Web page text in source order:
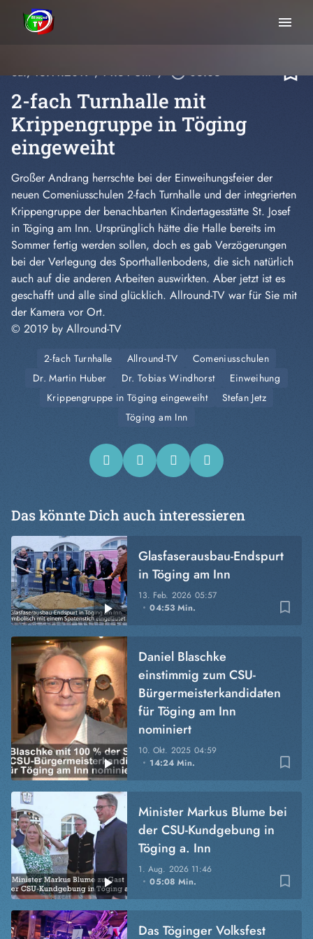
menu
Sa., 16.11.2019, 14:34 Uhr / play_circle_outline06:06 bookmark_border
2-fach Turnhalle mit
Krippengruppe in Töging
eingeweiht
Großer Andrang herrschte bei der Einweihungsfeier der
neuen Comeniusschulen 2-fach Turnhalle und der integrierten
Krippengruppe der benachbarten Kindertagesstätte St. Josef
in Töging am Inn. Ursprünglich hätte die Halle bereits im
Sommer fertig werden sollen, doch es gab Verzögerungen
bei der Verlegung des Sporthallenbodens, die sich natürlich
auch auf die anderen Arbeiten auswirkten. Aber jetzt ist es
geschafft und alle sind glücklich. Allround-TV war für Sie mit
der Kamera vor Ort.
© 2019 by Allround-TV
2-fach Turnhalle Allround-TV
Comeniusschulen
Dr. Martin Huber
Dr. Tobias Windhorst
Einweihung
Krippengruppe in Töging eingeweiht
Stefan Jetz
Töging am Inn
Das könnte Dich auch interessieren
bookmark_border
13. Feb. 2026 05:57
04:53 Min.
Glasfaserausbau-Endspurt
in Töging am Inn
bookmark_border
10. Okt. 2025 04:59
14:24 Min.
Daniel Blaschke
einstimmig zum CSU-
Bürgermeisterkandidaten
für Töging am Inn
nominiert
bookmark_border
1. Aug. 2026 11:46
05:08 Min.
Minister Markus Blume bei
der CSU-Kundgebung in
Töging a. Inn
Das Töginger Volksfest